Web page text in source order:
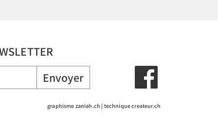
Envoyer
graphisme zaniah.ch | technique createur.ch